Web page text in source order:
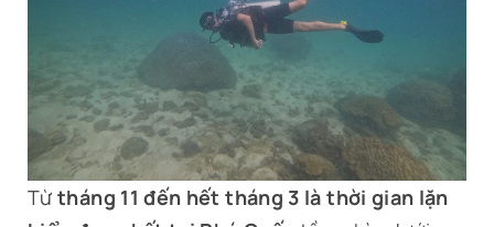
Từtháng 11 đến hết tháng 3 là thời gian lặn